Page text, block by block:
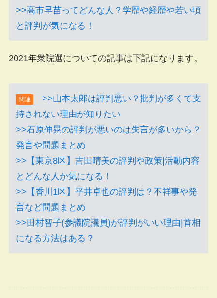
>>高市早苗ってどんな人？学歴や経歴や若い頃
と評判が気になる！
2021年衆院選についての記事は下記になります。
関連
>>山本太郎は評判悪い？批判が多くて支
持されない理由が知りたい
>>石原伸晃の評判が悪いのは失言が多いから？
発言や問題まとめ
>>【東京8区】吉田晴美の評判や政策|活動内容
とどんな人か気になる！
>>【香川1区】平井卓也の評判は？不祥事や発
言など問題まとめ
>>田村智子(参議院議員)が評判がいい理由|首相
になる方法はある？